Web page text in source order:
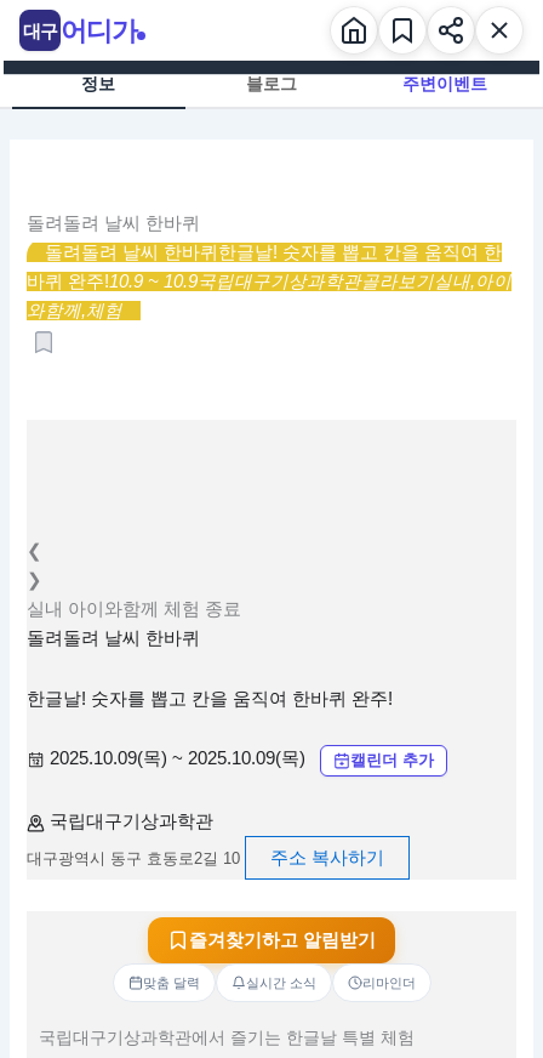
츠
정보 블로그 주변이벤트
돌려돌려 날씨 한바퀴
돌려돌려 날씨 한바퀴 한글날! 숫자를 뽑고 칸을 움직여 한
바퀴 완주!10.9 ~ 10.9국립대구기상과학관골라보기실내,아이
와함께,체험
❮
❯
실내 아이와함께 체험 종료
돌려돌려 날씨 한바퀴
한글날! 숫자를 뽑고 칸을 움직여 한바퀴 완주!
2025.10.09(목) ~ 2025.10.09(목) 캘린더 추가
국립대구기상과학관
대구광역시 동구 효동로2길 10 주소 복사하기
즐겨찾기하고 알림받기
맞춤 달력 실시간 소식 리마인더
국립대구기상과학관에서 즐기는 한글날 특별 체험
대구 어디가